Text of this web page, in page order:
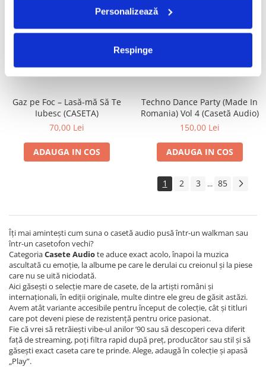
Personalizează
Respinge
Valahia – Valahia (CASETA)
100,00 Lei
Satan's Satyrs – Die
Gaz pe Foc – Lasă-mă Să Te
Iubesc (CASETA)
70,00 Lei
ADAUGA IN COS
Techno Dance Party (Made In
Romania) Vol 4 (Casetă Audio)
150,00 Lei
ADAUGA IN COS
1 2 3 ... 85
Îți mai amintești cum suna o casetă audio pusă într-un walkman sau
într-un casetofon vechi?
CategoriaCasete Audiote aduce exact acolo, înapoi la muzica
ascultată cu emoție, la albume pe care le derulai cu creionul și la piese
care nu se uită niciodată.
Aici găsești o selecție mare de casete, de la artiști români și
internaționali, în ediții originale, multe dintre ele greu de găsit astăzi.
Avem atât variante accesibile pentru început de colecție, cât și titluri
care pot deveni piese de rezistență pentru orice pasionat.
Fie că vrei să retrăiești vibe-ul anilor ’90 sau să descoperi ceva diferit
față de streaming, poți filtra rapid după preț, producător sau stil și să
găsești exact caseta care te prinde. Alege, adaugă în colecție și apasă
„Play”.